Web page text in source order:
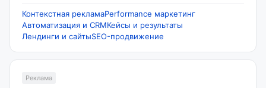
Контекстная рекламаPerformance маркетинг
Автоматизация и CRMКейсы и результаты
Лендинги и сайтыSEO-продвижение
Реклама